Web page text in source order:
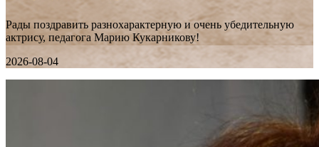
Рады поздравить разнохарактерную и очень убедительную
актрису, педагога Марию Кукарникову!
2026-08-04